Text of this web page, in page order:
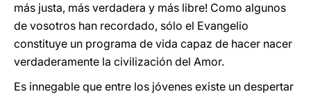
más justa, más verdadera y más libre! Como algunos
de vosotros han recordado, sólo el Evangelio
constituye un programa de vida capaz de hacer nacer
verdaderamente la civilización del Amor.
Es innegable que entre los jóvenes existe un despertar